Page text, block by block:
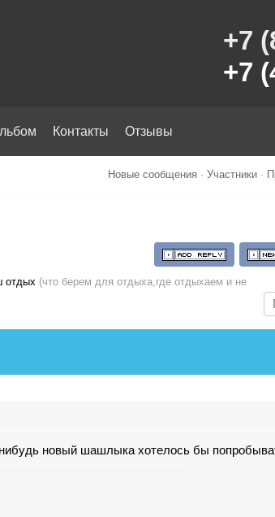
+7
+7
Контакты Отзывы
Новые сообщения · Участники ·
отдых (что берем для отдыха,где отдыхаем и не
новый шашлыка хотелось бы